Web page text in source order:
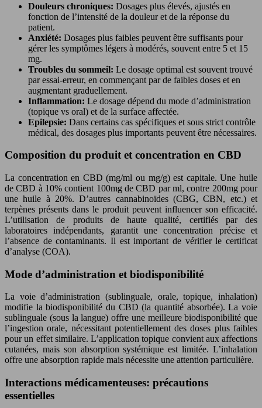
Douleurs chroniques: Dosages plus élevés, ajustés en
fonction de l’intensité de la douleur et de la réponse du
patient.
Anxiété: Dosages plus faibles peuvent être suffisants pour
gérer les symptômes légers à modérés, souvent entre 5 et 15
mg.
Troubles du sommeil: Le dosage optimal est souvent trouvé
par essai-erreur, en commençant par de faibles doses et en
augmentant graduellement.
Inflammation: Le dosage dépend du mode d’administration
(topique vs oral) et de la surface affectée.
Epilepsie: Dans certains cas spécifiques et sous strict contrôle
médical, des dosages plus importants peuvent être nécessaires.
Composition du produit et concentration en CBD
La concentration en CBD (mg/ml ou mg/g) est capitale. Une huile
de CBD à 10% contient 100mg de CBD par ml, contre 200mg pour
une huile à 20%. D’autres cannabinoïdes (CBG, CBN, etc.) et
terpènes présents dans le produit peuvent influencer son efficacité.
L’utilisation de produits de haute qualité, certifiés par des
laboratoires indépendants, garantit une concentration précise et
l’absence de contaminants. Il est important de vérifier le certificat
d’analyse (COA).
Mode d’administration et biodisponibilité
La voie d’administration (sublinguale, orale, topique, inhalation)
modifie la biodisponibilité du CBD (la quantité absorbée). La voie
sublinguale (sous la langue) offre une meilleure biodisponibilité que
l’ingestion orale, nécessitant potentiellement des doses plus faibles
pour un effet similaire. L’application topique convient aux affections
cutanées, mais son absorption systémique est limitée. L’inhalation
offre une absorption rapide mais nécessite une attention particulière.
Interactions médicamenteuses: précautions
essentielles